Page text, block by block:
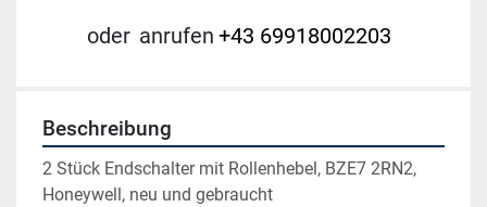
oder anrufen +43 69918002203
Beschreibung
2 Stück Endschalter mit Rollenhebel, BZE7 2RN2,
Honeywell, neu und gebraucht